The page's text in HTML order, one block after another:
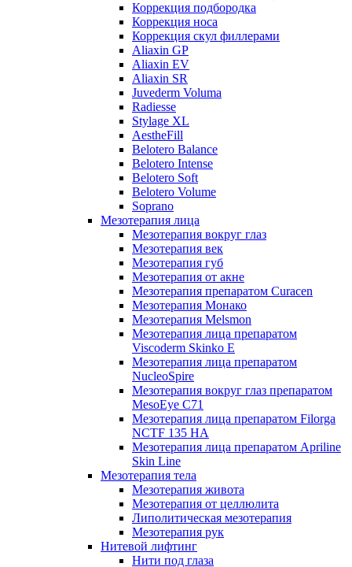
Коррекция подбородка
Коррекция носа
Коррекция скул филлерами
Aliaxin GP
Aliaxin EV
Aliaxin SR
Juvederm Voluma
Radiesse
Stylage XL
AestheFill
Belotero Balance
Belotero Intense
Belotero Soft
Belotero Volume
Soprano
Мезотерапия лица
Мезотерапия вокруг глаз
Мезотерапия век
Мезотерапия губ
Мезотерапия от акне
Мезотерапия препаратом Curacen
Мезотерапия Монако
Мезотерапия Melsmon
Мезотерапия лица препаратом
Viscoderm Skinko E
Мезотерапия лица препаратом
NucleoSpire
Мезотерапия вокруг глаз препаратом
MesoEye С71
Мезотерапия лица препаратом Filorga
NCTF 135 HA
Мезотерапия лица препаратом Apriline
Skin Line
Мезотерапия тела
Мезотерапия живота
Мезотерапия от целлюлита
Липолитическая мезотерапия
Мезотерапия рук
Нитевой лифтинг
Нити под глаза